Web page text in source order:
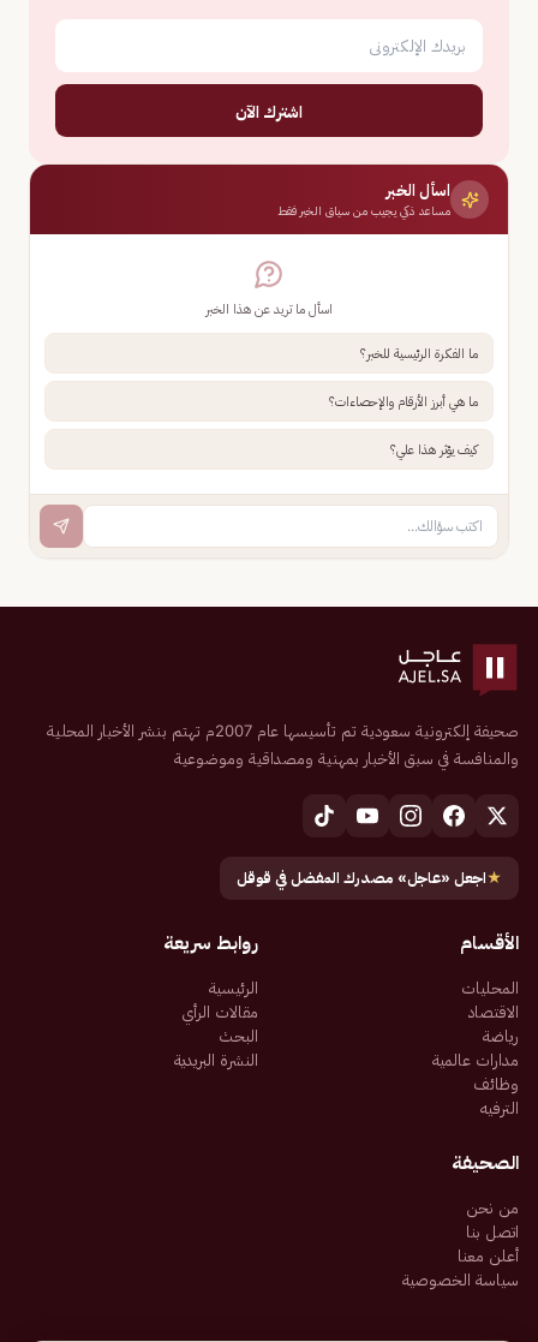
اشترك الآن
اسأل الخبر
مساعد ذكي يجيب من سياق الخبر فقط
اسأل ما تريد عن هذا الخبر
ما الفكرة الرئيسية للخبر؟
ما هي أبرز الأرقام والإحصاءات؟
كيف يؤثر هذا علي؟
صحيفة إلكترونية سعودية تم تأسيسها عام 2007م تهتم بنشر الأخبار المحلية
والمنافسة في سبق الأخبار بمهنية ومصداقية وموضوعية
★اجعل «عاجل» مصدرك المفضل في قوقل
الأقسام
المحليات
الاقتصاد
رياضة
مدارات عالمية
وظائف
الترفيه
روابط سريعة
الرئيسية
مقالات الرأي
البحث
النشرة البريدية
الصحيفة
من نحن
اتصل بنا
أعلن معنا
سياسة الخصوصية